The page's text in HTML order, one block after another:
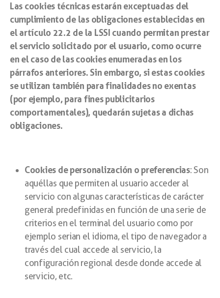
Las cookies técnicas estarán exceptuadas del
cumplimiento de las obligaciones establecidas en
el artículo 22.2 de la LSSI cuando permitan prestar
el servicio solicitado por el usuario, como ocurre
en el caso de las cookies enumeradas en los
párrafos anteriores. Sin embargo, si estas cookies
se utilizan también para finalidades no exentas
(por ejemplo, para fines publicitarios
comportamentales), quedarán sujetas a dichas
obligaciones.
Cookies de personalización o preferencias: Son
aquéllas que permiten al usuario acceder al
servicio con algunas características de carácter
general predefinidas en función de una serie de
criterios en el terminal del usuario como por
ejemplo serian el idioma, el tipo de navegador a
través del cual accede al servicio, la
configuración regional desde donde accede al
servicio, etc.